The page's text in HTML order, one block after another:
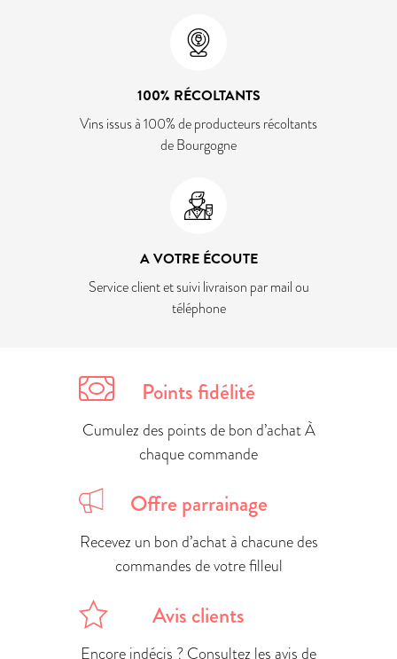
100% RÉCOLTANTS
Vins issus à 100% de producteurs récoltants
de Bourgogne
A VOTRE ÉCOUTE
Service client et suivi livraison par mail ou
téléphone
Points fidélité
Cumulez des points de bon d’achat À
chaque commande
Offre parrainage
Recevez un bon d’achat à chacune des
commandes de votre filleul
Avis clients
Encore indécis ? Consultez les avis de